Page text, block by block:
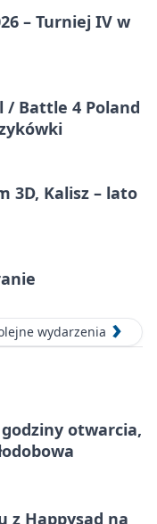
– Turniej IV w
/ Battle 4 Poland
3D, Kalisz – lato
wydarzenia
otwarcia,
z Happysad na